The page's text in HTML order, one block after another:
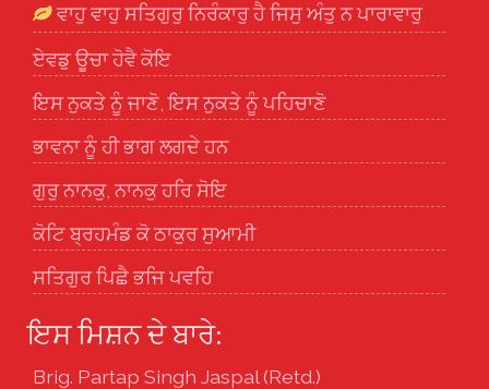
ਵਾਹੁ ਵਾਹੁ ਸਤਿਗੁਰੁ ਨਿਰੰਕਾਰੁ ਹੈ ਜਿਸੁ ਅੰਤੁ ਨ ਪਾਰਾਵਾਰੁ
ਏਵਡੁ ਊਚਾ ਹੋਵੈ ਕੋਇ
ਇਸ ਨੁਕਤੇ ਨੂੰ ਜਾਣੋ, ਇਸ ਨੁਕਤੇ ਨੂੰ ਪਹਿਚਾਣੋ
ਭਾਵਨਾ ਨੂੰ ਹੀ ਭਾਗ ਲਗਦੇ ਹਨ
ਗੁਰੁ ਨਾਨਕੁ, ਨਾਨਕੁ ਹਰਿ ਸੋਇ
ਕੋਟਿ ਬ੍ਰਹਮੰਡ ਕੋ ਠਾਕੁਰ ਸੁਆਮੀ
ਸਤਿਗੁਰ ਪਿਛੈ ਭਜਿ ਪਵਹਿ
ਇਸ ਮਿਸ਼ਨ ਦੇ ਬਾਰੇ:
Brig. Partap Singh Jaspal (Retd.)